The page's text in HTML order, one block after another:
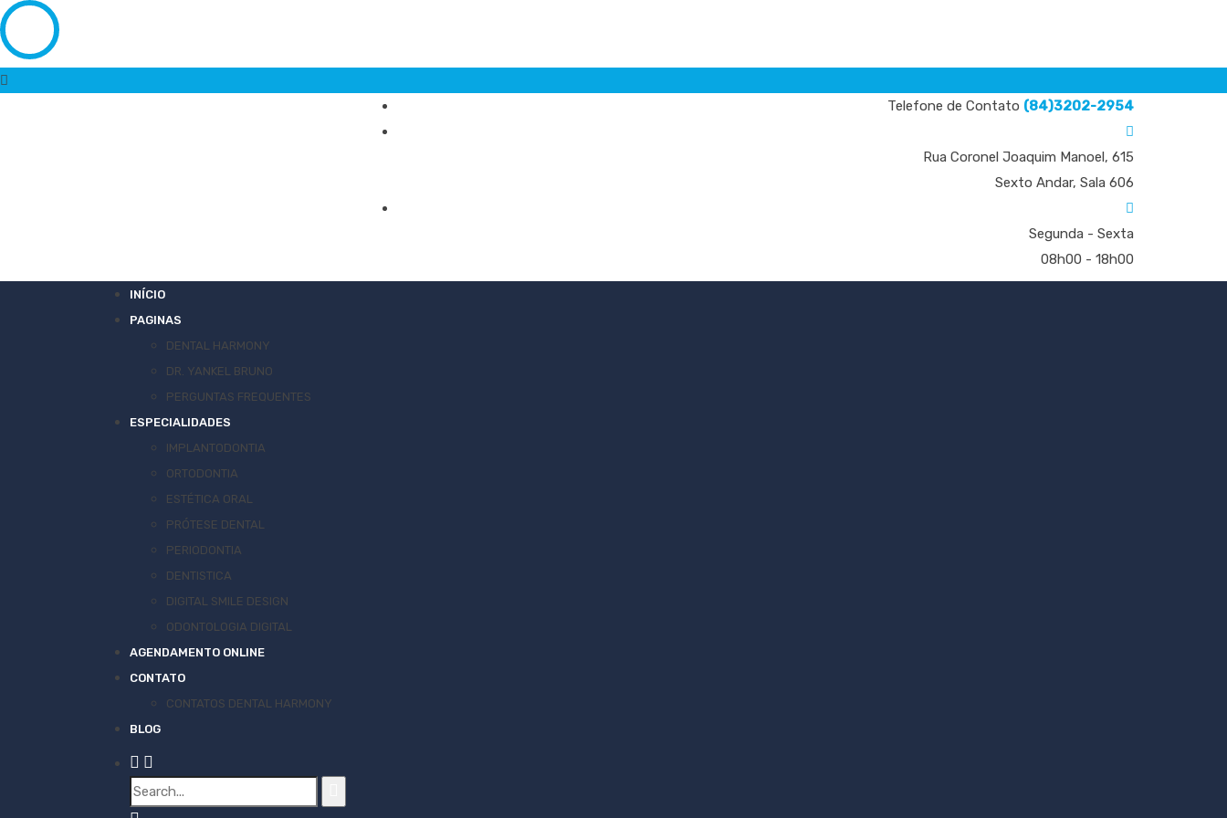
Telefone de Contato (84)3202-2954
Rua Coronel Joaquim Manoel, 615
Sexto Andar, Sala 606
Segunda - Sexta
08h00 - 18h00
INÍCIO
PAGINAS
DENTAL HARMONY
DR. YANKEL BRUNO
PERGUNTAS FREQUENTES
ESPECIALIDADES
IMPLANTODONTIA
ORTODONTIA
ESTÉTICA ORAL
PRÓTESE DENTAL
PERIODONTIA
DENTISTICA
DIGITAL SMILE DESIGN
ODONTOLOGIA DIGITAL
AGENDAMENTO ONLINE
CONTATO
CONTATOS DENTAL HARMONY
BLOG